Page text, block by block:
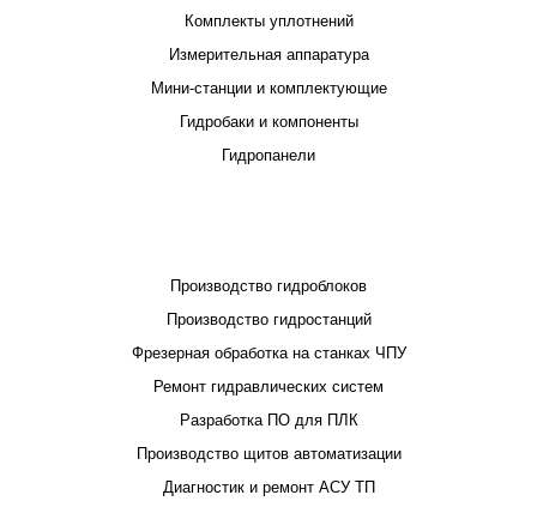
Комплекты уплотнений
Измерительная аппаратура
Мини-станции и комплектующие
Гидробаки и компоненты
Гидропанели
Производство гидроблоков
Производство гидростанций
Фрезерная обработка на станках ЧПУ
Ремонт гидравлических систем
Разработка ПО для ПЛК
Производство щитов автоматизации
Диагностик и ремонт АСУ ТП